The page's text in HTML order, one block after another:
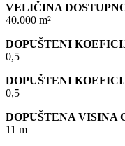
VELIČINA
40.000 m²
DOPUŠTENI
0,5
DOPUŠTENI
0,5
DOPUŠTENA VISINA
11 m